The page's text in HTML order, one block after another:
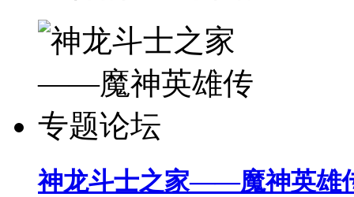
神龙斗士之家——魔神英雄